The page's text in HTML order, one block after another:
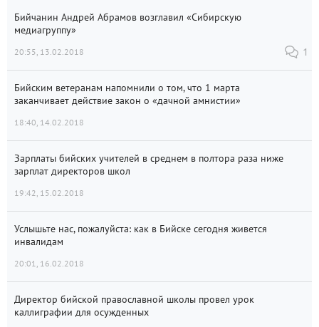
Бийчанин Андрей Абрамов возглавил «Сибирскую
медиагруппу»
20:55, 13.02.2018 1
Бийским ветеранам напомнили о том, что 1 марта
заканчивает действие закон о «дачной амнистии»
18:40, 14.02.2018
Зарплаты бийских учителей в среднем в полтора раза ниже
зарплат директоров школ
19:42, 15.02.2018
Услышьте нас, пожалуйста: как в Бийске сегодня живется
инвалидам
20:01, 16.02.2018
Директор бийской православной школы провел урок
каллиграфии для осужденных